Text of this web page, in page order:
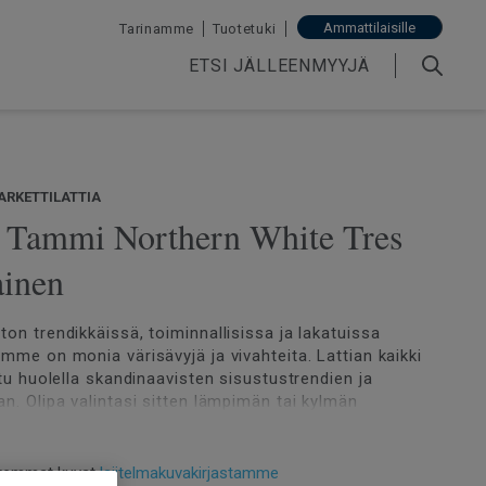
Tarinamme Tuotetuki Ammattilaisille
ETSI JÄLLEENMYYJÄ
Tammi Northern White Tres
trendikkäissä, toiminnallisissa ja lakatuissa
on monia värisävyjä ja vivahteita. Lattian kaikki
huolella skandinaavisten sisustustrendien ja
Olipa valintasi sitten lämpimän tai kylmän
valikoimastamme löytyy sopiva vaihtoehto.
kuvatlajitelmakuvakirjastamme